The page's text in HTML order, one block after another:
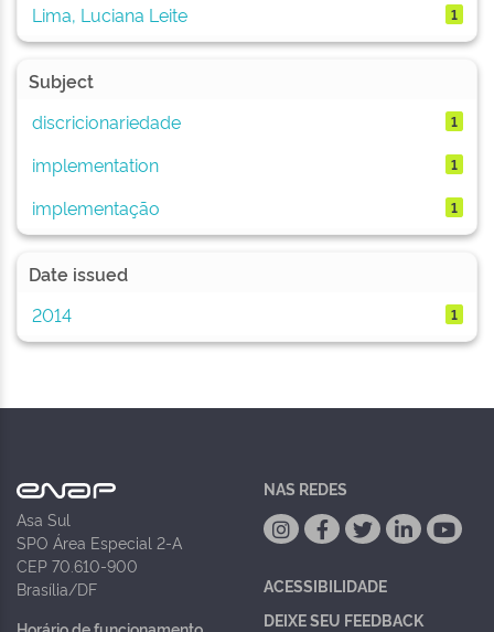
Lima, Luciana Leite 1
Subject
discricionariedade
1
implementation 1
implementação 1
Date issued
2014
1
Asa Sul
SPO Área Especial 2-A
CEP 70.610-900
Brasília/DF
NAS REDES
ACESSIBILIDADE
DEIXE SEU FEEDBACK